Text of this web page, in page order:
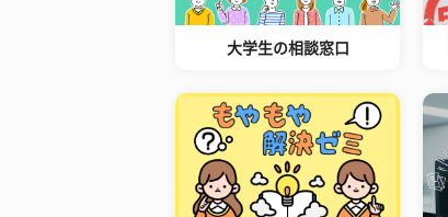
大学生の相談窓口